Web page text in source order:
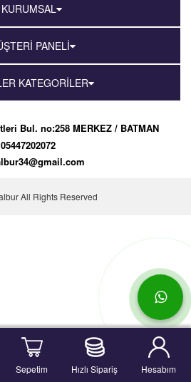
KURUMSAL
PANELİ
KATEGORİLER
Bul. no:258 MERKEZ / BATMAN
05447202072
All Rights Reserved
Sepetim Hızlı Sipariş Hesabım